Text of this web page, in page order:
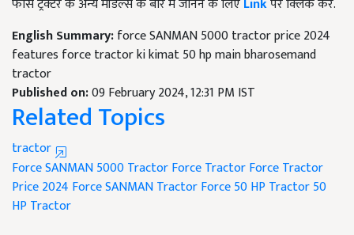
फोर्स ट्रैक्टर के अन्य मॉडल्स के बारें में जानने के लिएLinkपर क्लिक करें.
English Summary:force SANMAN 5000 tractor price 2024
features force tractor ki kimat 50 hp main bharosemand
tractor
Published on:09 February 2024, 12:31 PM IST
Related Topics
tractor
Force SANMAN 5000 TractorForce TractorForce Tractor
Price 2024 Force SANMAN TractorForce 50 HP Tractor50
HP Tractor